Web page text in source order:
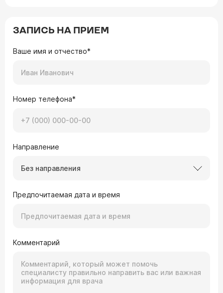
ЗАПИСЬ НА ПРИЕМ
Ваше имя и отчество*
Номер телефона*
Направление
Без направления
Предпочитаемая дата и время
Комментарий